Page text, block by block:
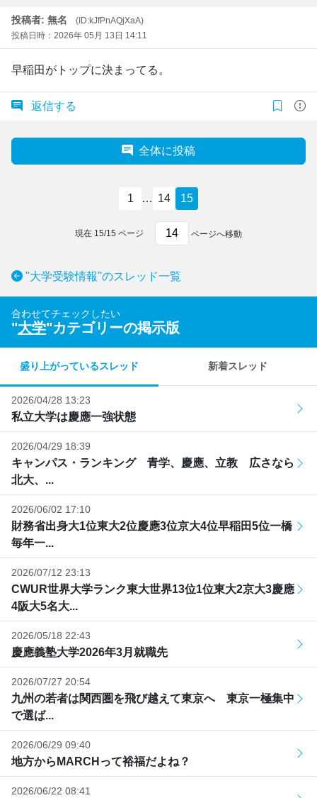
投稿者: 無名
(ID:kJfPnAQjXaA)
投稿日時：2026年 05月 13日 14:11
早稲田がトップに決まってる。
返信する
全体に投稿
1 … 14 15
現在 15/15 ページ ページへ移動
"大学受験情報"のスレッド一覧
合わせてチェックしたい
"大学"カテゴリーの掲示版
盛り上がっているスレッド 新着スレッド
2026/04/28 13:23
私立大学は慶應一強状態
2026/04/29 18:39
キャンパス・ランキング 青学、慶應、立教 広さなら
北大、...
2026/06/02 17:10
財務省出身大1位東大2位慶應3位京大4位早稲田5位一橋
毎年一...
2026/07/12 23:13
CWUR世界大学ランク東大世界13位1位東大2京大3慶應
4阪大5名大...
2026/05/18 22:43
慶應義塾大学2026年3月就職先
2026/07/27 20:54
九州の若者は関西圏を飛び越えて東京へ 東京一極集中
で選ば...
2026/06/29 09:40
地方からMARCHって裕福だよね？
2026/06/22 08:41